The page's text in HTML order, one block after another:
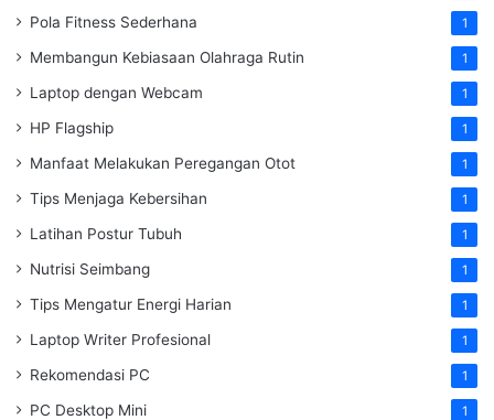
Pola Fitness Sederhana 1
Membangun Kebiasaan Olahraga Rutin 1
Laptop dengan Webcam 1
HP Flagship 1
Manfaat Melakukan Peregangan Otot 1
Tips Menjaga Kebersihan 1
Latihan Postur Tubuh 1
Nutrisi Seimbang 1
Tips Mengatur Energi Harian 1
Laptop Writer Profesional 1
Rekomendasi PC 1
PC Desktop Mini 1